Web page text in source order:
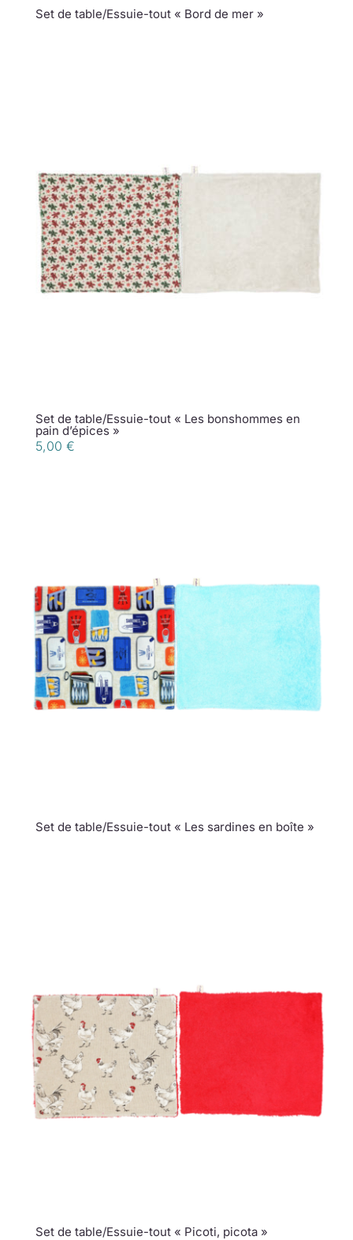
Set de table/Essuie-tout « Bord de mer »
Set de table/Essuie-tout « Les bonshommes en
pain d’épices »
5,00 €
Set de table/Essuie-tout « Les sardines en boîte »
Set de table/Essuie-tout « Picoti, picota »